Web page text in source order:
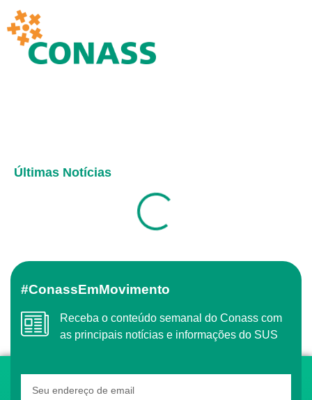
Últimas Notícias
#ConassEmMovimento
Receba o conteúdo semanal do Conass com
as principais notícias e informações do SUS